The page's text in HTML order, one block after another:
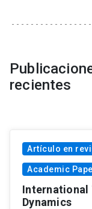
recientes
Artículo en
Academic
International
Dynamics